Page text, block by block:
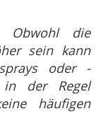
die
sein kann
oder -
in der Regel
häufigen